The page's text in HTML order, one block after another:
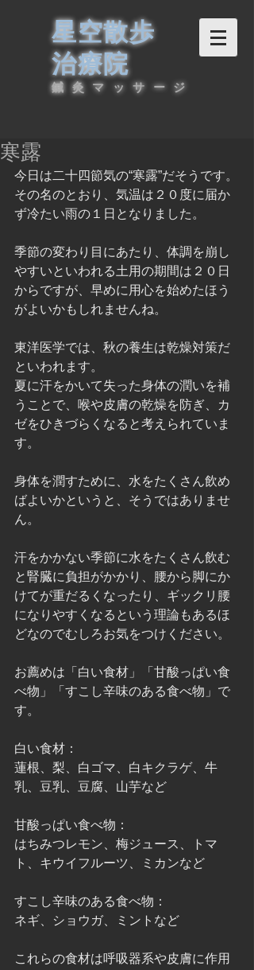
星空散歩
治療院
鍼灸マッサージ
寒露
今日は二十四節気の“寒露”だそうです。
その名のとおり、気温は２０度に届か
ず冷たい雨の１日となりました。
季節の変わり目にあたり、体調を崩し
やすいといわれる土用の期間は２０日
からですが、早めに用心を始めたほう
がよいかもしれませんね。
東洋医学では、秋の養生は乾燥対策だ
といわれます。
夏に汗をかいて失った身体の潤いを補
うことで、喉や皮膚の乾燥を防ぎ、カ
ゼをひきづらくなると考えられていま
す。
身体を潤すために、水をたくさん飲め
ばよいかというと、そうではありませ
ん。
汗をかかない季節に水をたくさん飲む
と腎臓に負担がかかり、腰から脚にか
けてが重だるくなったり、ギックリ腰
になりやすくなるという理論もあるほ
どなのでむしろお気をつけください。
お薦めは「白い食材」「甘酸っぱい食
べ物」「すこし辛味のある食べ物」で
す。
白い食材：
蓮根、梨、白ゴマ、白キクラゲ、牛
乳、豆乳、豆腐、山芋など
甘酸っぱい食べ物：
はちみつレモン、梅ジュース、トマ
ト、キウイフルーツ、ミカンなど
すこし辛味のある食べ物：
ネギ、ショウガ、ミントなど
これらの食材は呼吸器系や皮膚に作用